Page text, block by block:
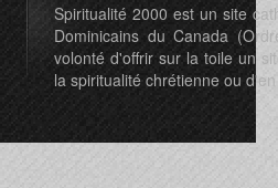
Spiritualité 2000 est un site
Dominicains du Canada
volonté d'offrir sur la toile un
la spiritualité chrétienne ou